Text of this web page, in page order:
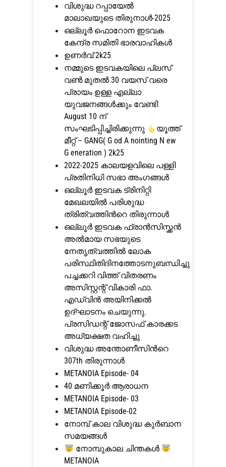
വിശുദ്ധ റപ്പായേല്‍
മാലാഖയുടെ തിരുനാള്‍-2025
ഒല്ലൂര്‍ ഫൊറോന ഇടവക
കേന്ദ്ര സമിതി ഭാരവാഹികള്‍
ഉണര്‍വ് 2k25
നമ്മുടെ ഇടവകയിലെ പ്ലസ്
വൺ മുതൽ 30 വയസ് വരെ
പ്രായം ഉള്ള എല്ലാ
യുവജനങ്ങൾക്കും വേണ്ടി
August 10 ന്
സംഘടിപ്പിച്ചിരിക്കുന്നു
യൂത്ത്
മീറ്റ് – GANG( G od A nointing N ew
G eneration ) 2k25
2022-2025 കാലയളവിലെ പള്ളി
പ്രതിനിധി സഭാ അംഗങ്ങള്‍
ഒല്ലൂര്‍ ഇടവക ട്രിനിറ്റി
മേഖലയില്‍ പരിശുദ്ധ
ത്രിത്വത്തിന്‍റെ തിരുന്നാള്‍
ഒല്ലൂർ ഇടവക ഫ്രാൻസിസ്ക്കൻ
അൽമായ സഭയുടെ
നേതൃത്വത്തിൽ ലോക
പരിസ്ഥിതിദിനത്തോടനുബന്ധിച്ചു
പച്ചക്കറി വിത്ത് വിതരണം
അസിസ്റ്റന്റ് വികാരി ഫാ.
എഡ്വിൻ അയിനിക്കൽ
ഉദ്ഘാടനം ചെയുന്നു.
പ്രസിഡന്റ്‌ ജോസഫ് കാരക്കട
അധ്യക്ഷത വഹിച്ചു
വിശുദ്ധ അന്തോണീസിന്‍റെ
307th തിരുന്നാള്‍
METANOIA Episode- 04
40 മണിക്കൂര്‍ ആരാധന
METANOIA Episode- 03
METANOIA Episode-02
നോമ്പ് കാല വിശുദ്ധ കുര്‍ബാന
സമയങ്ങള്‍
നോമ്പുകാല ചിന്തകൾ
METANOIA